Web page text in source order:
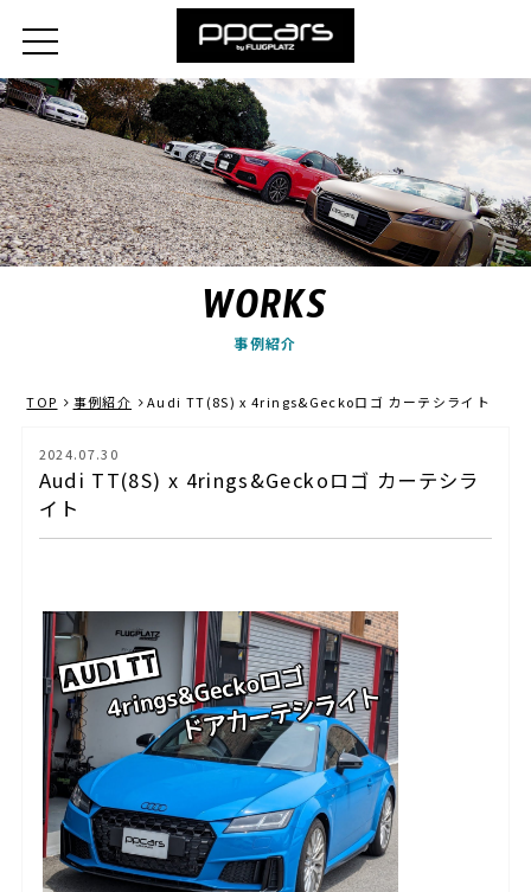
WORKS
事例紹介
TOP 事例紹介 Audi TT(8S) x 4rings&Geckoロゴ カーテシライト
2024.07.30
Audi TT(8S) x 4rings&Geckoロゴ カーテシラ
イト